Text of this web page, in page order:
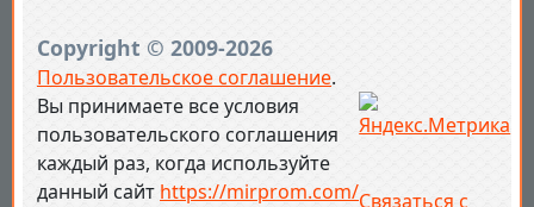
Copyright © 2009-2026
Пользовательское соглашение.
Вы принимаете все условия
пользовательского соглашения
каждый раз, когда используйте
данный сайт https://mirprom.com/Связаться с